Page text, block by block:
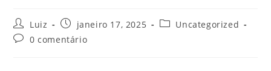
Luiz janeiro 17, 2025
Uncategorized
0 comentário